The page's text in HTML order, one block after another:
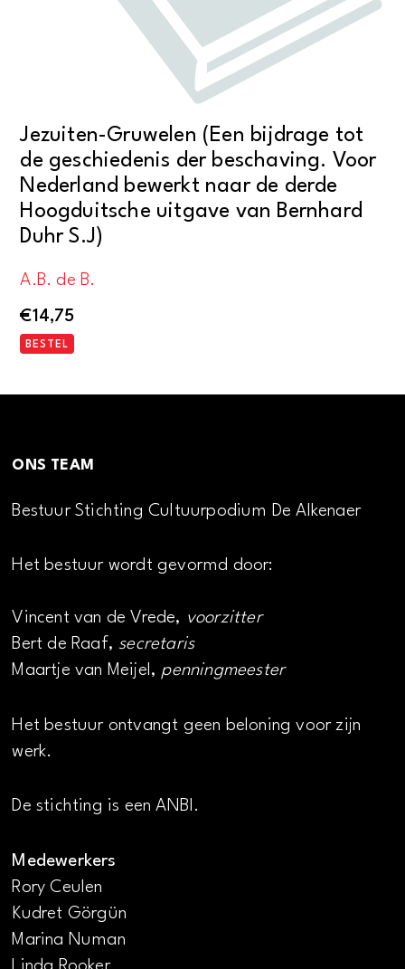
Jezuiten-Gruwelen (Een bijdrage tot
de geschiedenis der beschaving. Voor
Nederland bewerkt naar de derde
Hoogduitsche uitgave van Bernhard
Duhr S.J)
A.B. de B.
€14,75
BESTEL
ONS TEAM
Bestuur Stichting Cultuurpodium De Alkenaer
Het bestuur wordt gevormd door:
Vincent van de Vrede, voorzitter
Bert de Raaf, secretaris
Maartje van Meijel, penningmeester
Het bestuur ontvangt geen beloning voor zijn
werk.
De stichting is een ANBI.
Medewerkers
Rory Ceulen
Kudret Görgün
Marina Numan